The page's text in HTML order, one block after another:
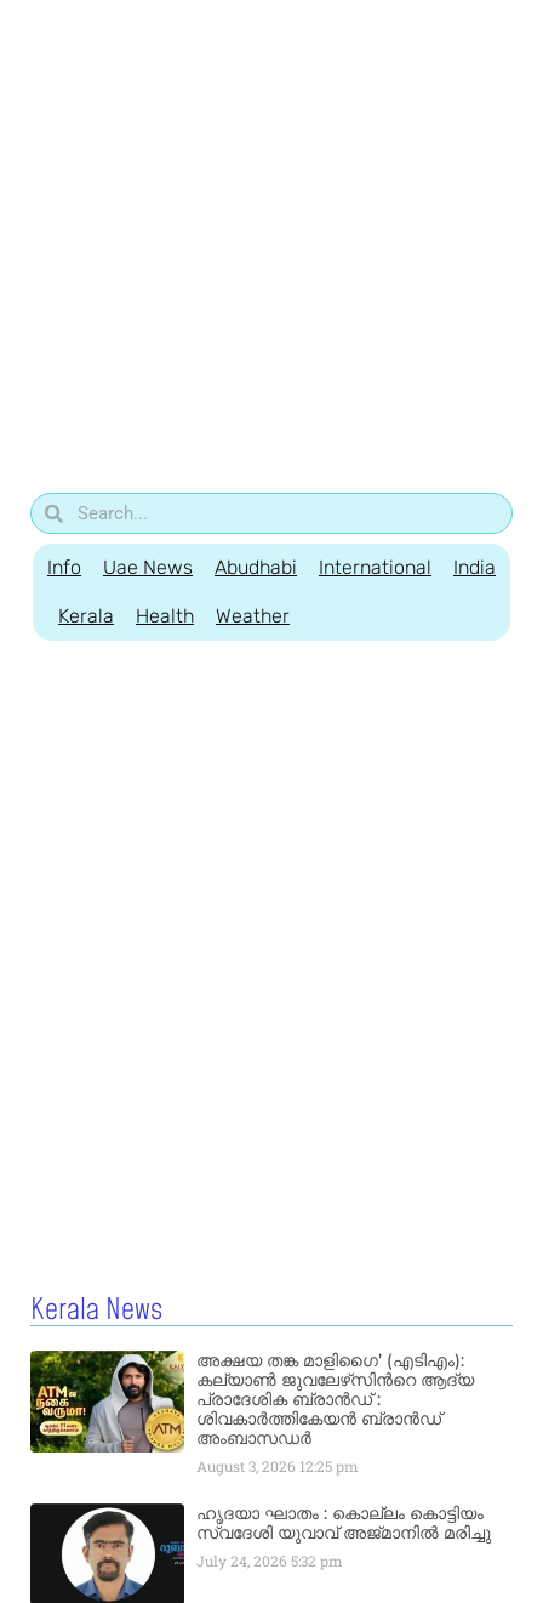
Info Uae News Abudhabi International India
Kerala Health Weather
Kerala News
അക്ഷയ തങ്ക മാളിഗൈ’ (എടിഎം):
കല്യാണ്‍ ജുവലേഴ്‌സിന്‍റെ ആദ്യ
പ്രാദേശിക ബ്രാന്‍ഡ് :
ശിവകാര്‍ത്തികേയന്‍ ബ്രാന്‍ഡ്
അംബാസഡര്‍
August 3, 2026 12:25 pm
ഹൃദയാ ഘാതം : കൊല്ലം കൊട്ടിയം
സ്വദേശി യുവാവ് അജ്മാനിൽ മരിച്ചു
July 24, 20265:32 pm